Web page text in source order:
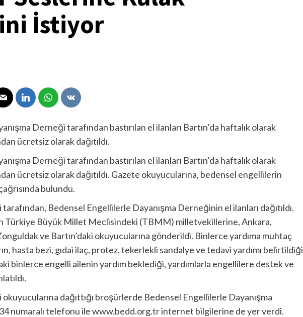
İstiyor
Derneği tarafından bastırılan el ilanları Bartın’da haftalık olarak
ücretsiz olarak dağıtıldı.
Derneği tarafından bastırılan el ilanları Bartın’da haftalık olarak
ücretsiz olarak dağıtıldı. Gazete okuyucularına, bedensel engellilerin
bulundu.
Bedensel Engellilerle Dayanışma Derneğinin el ilanları dağıtıldı.
Türkiye Büyük Millet Meclisindeki (TBMM) milletvekillerine, Ankara,
ve Bartın’daki okuyucularına gönderildi. Binlerce yardıma muhtaç
hasta bezi, gıdai ilaç, protez, tekerlekli sandalye ve tedavi yardımı belirtildiği
binlerce engelli ailenin yardım beklediği, yardımlarla engellilere destek ve
dağıttığı broşürlerde Bedensel Engellilerle Dayanışma
numaralı telefonu ile www.bedd.org.tr internet bilgilerine de yer verdi.